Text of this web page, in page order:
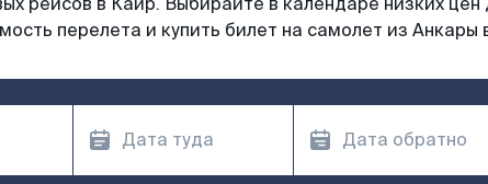
перелета и купить билет на самолет из Анкары